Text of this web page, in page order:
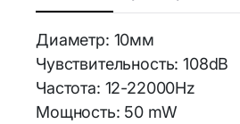
Bluetooth-адаптеры
Wi-Fi адаптеры и аксессуары
Диаметр: 10мм
Чувствительность: 108dB
Частота: 12-22000Hz
Мощность: 50 mW